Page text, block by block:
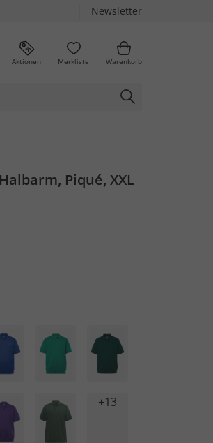
Newsletter
Aktionen Merkliste Warenkorb
Piqué, XXL
+13